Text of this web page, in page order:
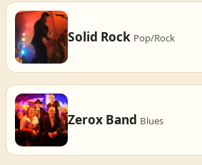
Solid Rock Pop/Rock
Zerox Band Blues